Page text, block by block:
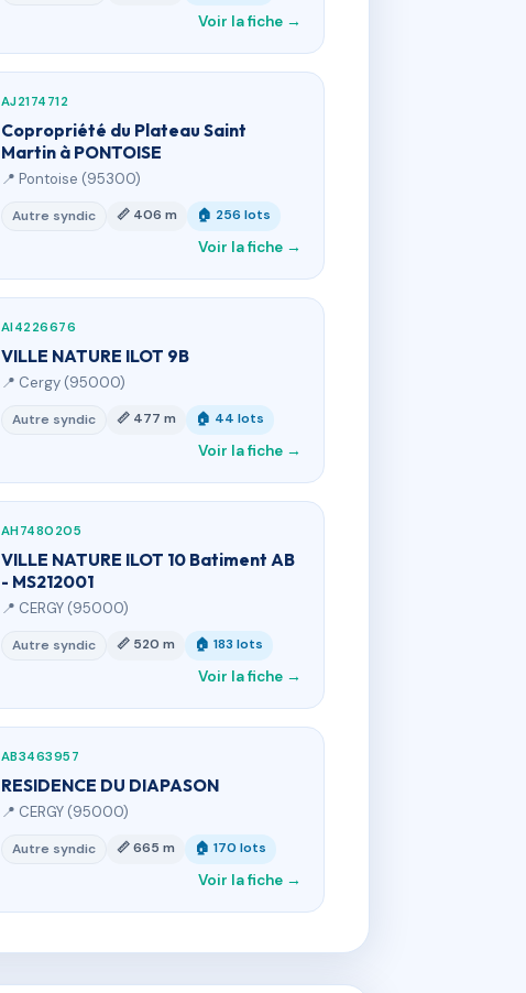
Voir la fiche →
AJ2174712
Copropriété du Plateau Saint
Martin à PONTOISE
📍 Pontoise (95300)
Autre syndic 📏 406 m 🏠 256 lots
Voir la fiche →
AI4226676
VILLE NATURE ILOT 9B
📍 Cergy (95000)
Autre syndic 📏 477 m 🏠 44 lots
Voir la fiche →
AH7480205
VILLE NATURE ILOT 10 Batiment AB
- MS212001
📍 CERGY (95000)
Autre syndic 📏 520 m 🏠 183 lots
Voir la fiche →
AB3463957
RESIDENCE DU DIAPASON
📍 CERGY (95000)
Autre syndic 📏 665 m 🏠 170 lots
Voir la fiche →